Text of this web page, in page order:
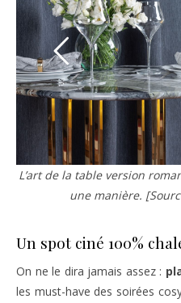
L’art de la table version
une manière.
Un spot ciné 100%
On ne le dira jamais assez :
les must-have des soirées